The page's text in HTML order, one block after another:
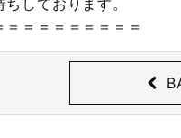
しております。
＝＝＝＝＝＝＝＝